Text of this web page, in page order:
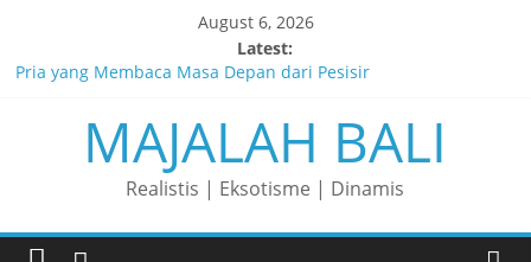
content
August 6, 2026
Latest:
Pria yang Membaca Masa Depan dari Pesisir
Membaca Peluang, Menaklukkan Tantangan, dan Membangun
Bisnis Peternakan yang Berkelanjutan
Lelaki yang Mengubah Garis Menjadi Masa Depan
Matahari yang Lahir di Pulau Dewata
Perjalanan Panjang di Balik Rasa yang Dicintai Banyak Orang
MAJALAH BALI
Realistis | Eksotisme | Dinamis